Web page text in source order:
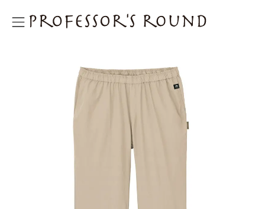
プロフェッサーズラウンド